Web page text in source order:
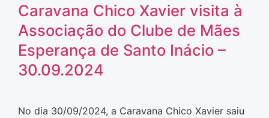
Caravana Chico Xavier visita à
Associação do Clube de Mães
Esperança de Santo Inácio –
30.09.2024
No dia 30/09/2024, a Caravana Chico Xavier saiu